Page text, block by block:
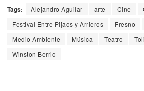
Tags: Alejandro Aguilar arte Cine
Festival Entre Pijaos y Arrieros
Fresno
Medio Ambiente
Música Teatro
Winston Berrio